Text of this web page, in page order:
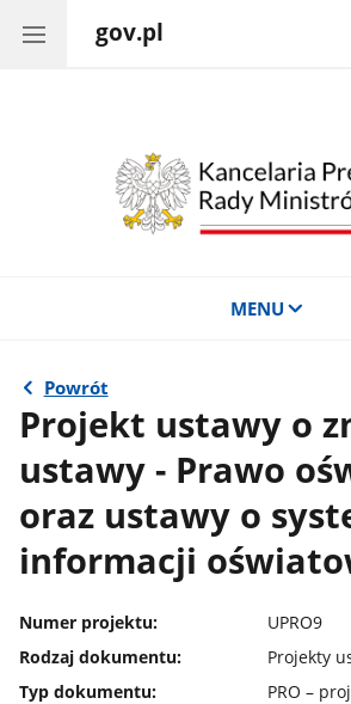
gov.pl
MENU
Powrót
Projekt ustawy o
ustawy - Prawo
oraz ustawy o
informacji
Numer projektu:
UPRO9
Rodzaj dokumentu:
Projekty
Typ dokumentu:
PRO –